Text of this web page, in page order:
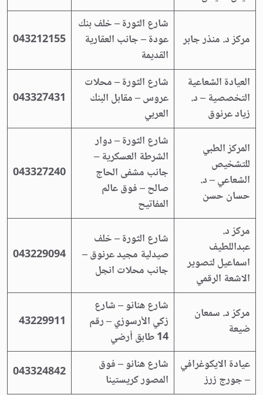
مركز د. منذر جابر
شارع الثورة – خلف بنك
عودة – جانب العقارية
القديمة
043212155
العيادة الشعاعية
التخصصية – د.
زياد عرنوق
شارع الثورة – محلات
عروس – مقابل البنك
العربي
043327431
المركز الطبي
للتشخيص
الشعاعي – د.
حسان حسن
شارع الثورة – دوار
الشرطة العسكرية –
جانب مشفى الحاج
صالح – فوق عالم
المفاتيح
043327240
مركز د.
عبداللطيف
اسماعيل لتصوير
الاشعة الرقمي
شارع الثورة – خلف
صيدلية مجيد عرنوق –
جانب محلات انجل
043229094
مركز د. سمعان
ضيعة
شارع هنانو – شارع
زكي الأرسوزي – رقم
14 طابق أرضي
43229911
عيادة الايكوغرافي
– جورج زرز
شارع هنانو – فوق
المصور كريستينا
043324842